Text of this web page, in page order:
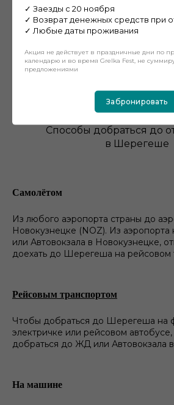
✓ Заезды с 20 ноября
✓ Возврат денежных средств при
✓ Любые даты проживания
Акция не действует в праздничные дни по
календарю и во время Grelka Fest, не
предложениями
Забронировать
Как до нас
Способы добраться до
в Шерегеше
Самолётом
Из любого аэропорта страны до
Новокузнецке (NOZ). Из
или Автовокзала в Новокузнецке,
доехать до Шерегеша на рейсовом
Рейсовым транспортом
Чтобы добраться до Шерегеша на
электричке или рейсовом
добраться до ЖД или Автовокзала
На машине